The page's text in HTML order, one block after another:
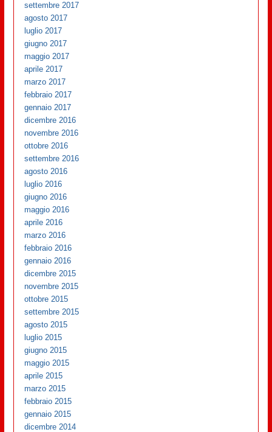
settembre 2017
agosto 2017
luglio 2017
giugno 2017
maggio 2017
aprile 2017
marzo 2017
febbraio 2017
gennaio 2017
dicembre 2016
novembre 2016
ottobre 2016
settembre 2016
agosto 2016
luglio 2016
giugno 2016
maggio 2016
aprile 2016
marzo 2016
febbraio 2016
gennaio 2016
dicembre 2015
novembre 2015
ottobre 2015
settembre 2015
agosto 2015
luglio 2015
giugno 2015
maggio 2015
aprile 2015
marzo 2015
febbraio 2015
gennaio 2015
dicembre 2014